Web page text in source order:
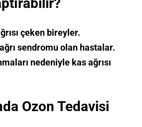
çeken bireyler.
sendromu olan hastalar.
nedeniyle kas ağrısı
Ozon Tedavisi